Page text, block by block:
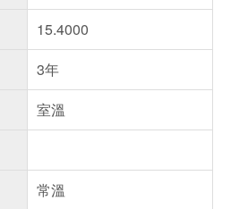
15.4000
3年
室溫
常溫